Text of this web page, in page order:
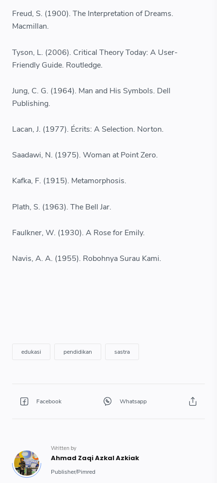
Freud, S. (1900). The Interpretation of Dreams.
Macmillan.
Tyson, L. (2006). Critical Theory Today: A User-
Friendly Guide. Routledge.
Jung, C. G. (1964). Man and His Symbols. Dell
Publishing.
Lacan, J. (1977). Écrits: A Selection. Norton.
Saadawi, N. (1975). Woman at Point Zero.
Kafka, F. (1915). Metamorphosis.
Plath, S. (1963). The Bell Jar.
Faulkner, W. (1930). A Rose for Emily.
Navis, A. A. (1955). Robohnya Surau Kami.